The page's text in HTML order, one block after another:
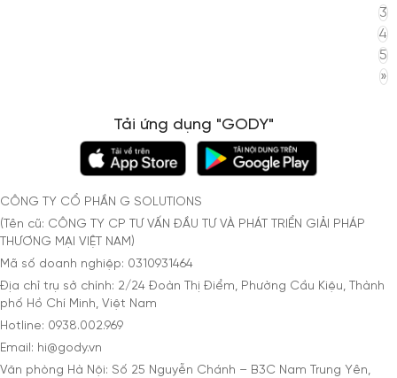
3
4
5
»
Tải ứng dụng "GODY"
CÔNG TY CỔ PHẦN G SOLUTIONS
(Tên cũ: CÔNG TY CP TƯ VẤN ĐẦU TƯ VÀ PHÁT TRIỂN GIẢI PHÁP
THƯƠNG MẠI VIỆT NAM)
Mã số doanh nghiệp: 0310931464
Địa chỉ trụ sở chính: 2/24 Đoàn Thị Điểm, Phường Cầu Kiệu, Thành
phố Hồ Chí Minh, Việt Nam
Hotline: 0938.002.969
Email: hi@gody.vn
Văn phòng Hà Nội: Số 25 Nguyễn Chánh – B3C Nam Trung Yên,